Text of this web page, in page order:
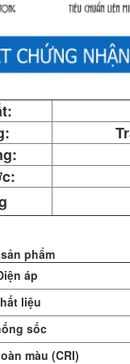
phẩm
áp
liệu
sốc
màu (CRI)